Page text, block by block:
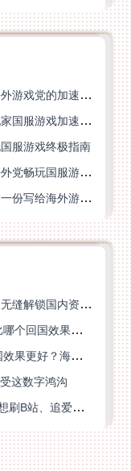
巴西怎么玩边锋四人斗地主精简版？海外游戏党的加速器终极选择
巴西怎么玩新笑傲江湖不卡顿？海外玩家国服游戏加速终极指南（附猫和老鼠一梦江湖实测）
服游戏终极指南
足球世界国外加速器下载安装指南：海外党畅玩国服游戏的终极解决方案
国外玩合金弹头：觉醒用什么加速器？一份写给海外游子的畅玩指南
海外党必看：如何选对回国翻墙VPN，无缝解锁国内资源？
ChickCN VPN好用吗？和海牛VPN对比哪个回国效果更好？
ChickCN VPN和当归VPN对比哪个回国效果更好？海外党亲测后选了它
这数字鸿沟
Quickback和巨鲸好用吗？在海外深夜想刷B站、追爱奇艺的你，或许正需要这份答案